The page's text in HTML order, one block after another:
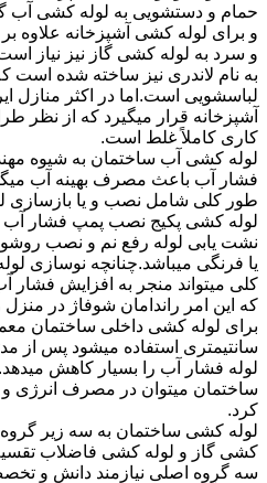
حمام و دستشویی به لوله کشی آب
و برای لوله کشی آشپزخانه علاوه
و سرد به لوله کشی گاز نیز نیاز
به نام لاندری نیز ساخته شده
لباسشویی است.اما در اکثر منازل
آشپزخانه قرار میگیرد که از نظر
کاری کاملاً غلط است.
لوله کشی آب ساختمان به شیوه
فشار آب باعث مصرف بهینه آب
طور کلی شامل نصب و یا بازسازی
لوله کشی پکیج نصب پمپ فشار آب
نشت یابی لوله رفع نم و نصب
یا فرنگی میباشد.چنانچه نوسازی
کلی میتواند منجر به افزایش
که این امر راندامان شوفاژ در منزل
سانتیمتری استفاده میشود پس از
لوله فشار آب را بسیار کاهش
ساختمان میتوان در مصرف انرژی
کرد.
لوله کشی ساختمان به سه زیر
کشی گاز و لوله کشی فاضلاب
سه گروه اصلی نیازمند دانش و